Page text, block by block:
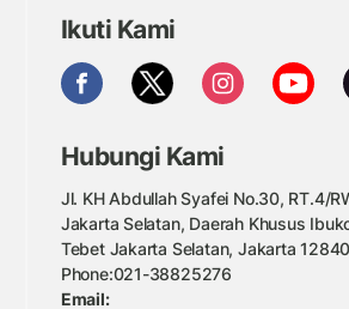
Ikuti Kami
Hubungi Kami
Jl. KH Abdullah Syafei No.30, RT.4/
Jakarta Selatan, Daerah Khusus
Tebet Jakarta Selatan, Jakarta 12840
Phone:021-38825276
Email: